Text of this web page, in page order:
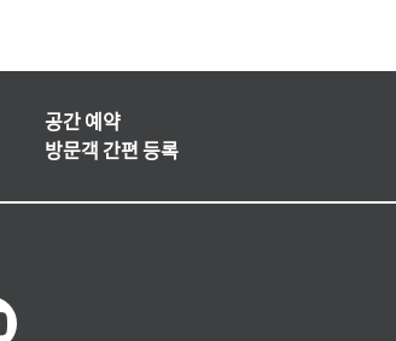
공간 예약
방문객 간편 등록